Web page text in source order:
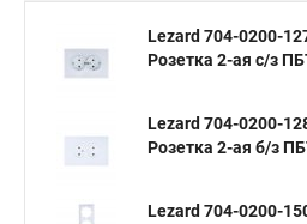
Lezard 704-0200-
Розетка 2-ая с/з
Lezard 704-0200-
Розетка 2-ая б/з
Lezard 704-0200-